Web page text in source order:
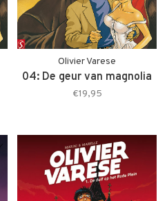
Olivier Varese
04: De geur van magnolia
€19,95